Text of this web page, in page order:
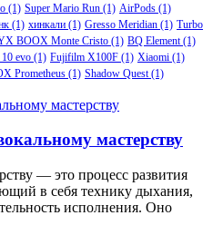
(1) Super Mario Run (1) AirPods (1)
(1) хинкали (1) Gresso Meridian (1) Turbo
BOOX Monte Cristo (1) BQ Element (1)
evo (1) Fujifilm X100F (1) Xiaomi (1)
Prometheus (1) Shadow Quest (1)
мастерству
— это процесс развития
в себя технику дыхания,
исполнения. Оно